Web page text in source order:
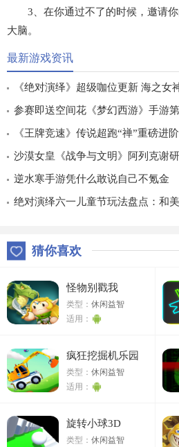
3、在你通过不了的时候，邀请你
大脑。
最新游戏资讯
《绝对演绎》超级咖位更新 海之女
幻时装免费拿！
参赛即送空间花《梦幻西游》手游
届X9联赛报名进行中！
《王牌竞速》传说超跑“禅”重磅进
车合一 竞速飞升！
沙漠女皇《战争与文明》阿列克谢
价
逆水寒手游凭什么敢说自己不氪金
绝对演绎六一儿童节玩法盘点：和
猜你喜欢
怪物别戳我
类型： 休闲益智
适用：
疯狂挖掘机乐园
类型： 休闲益智
适用：
旋转小球3D
类型： 休闲益智